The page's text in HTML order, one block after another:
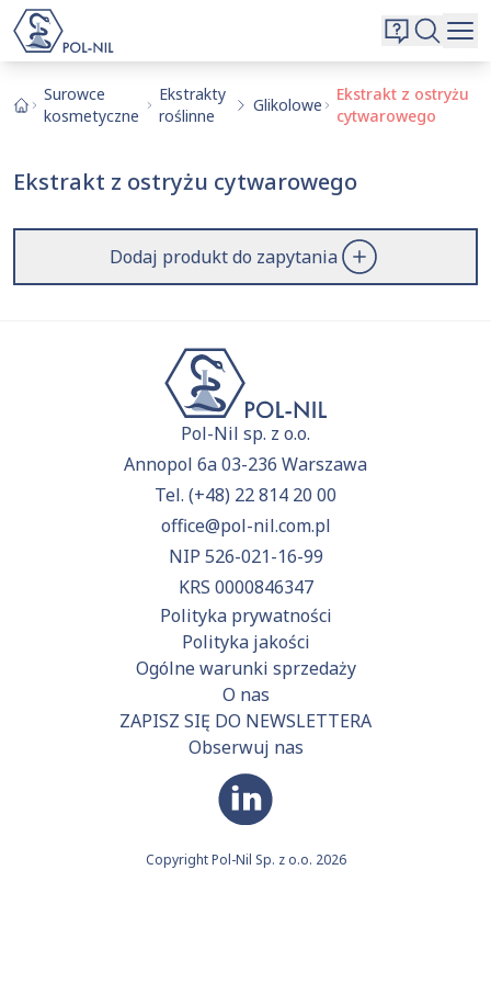
O nas
Kontakt
Surowce
kosmetyczne
Ekstrakty
roślinne
Glikolowe
Ekstrakt z ostryżu
cytwarowego
Ekstrakt z ostryżu cytwarowego
Dodaj produkt do zapytania
Pol-Nil sp. z o.o.
Annopol 6a 03-236 Warszawa
Tel. (+48) 22 814 20 00
office@pol-nil.com.pl
NIP 526-021-16-99
KRS 0000846347
Polityka prywatności
Polityka jakości
Ogólne warunki sprzedaży
O nas
ZAPISZ SIĘ DO NEWSLETTERA
Obserwuj nas
Copyright Pol-Nil Sp. z o.o. 2026
Wybrane surowce i substancje
Aktualnie niczego nie dodałeś do zapytania.
Wyszukiwarka
Szukaj